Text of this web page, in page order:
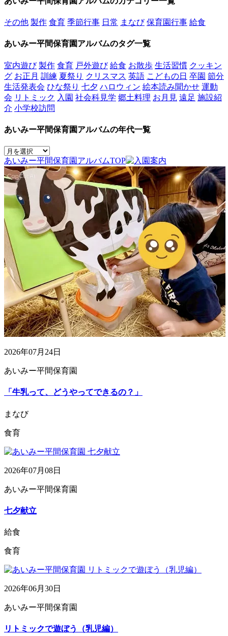
その他 製作 食育 季節行事 日常 まなび 保育園行事 給食
あいみー平間保育園アルバムのタグ一覧
室内遊び 製作 食育 戸外遊び 給食 お散歩 生活習慣 クッキン
グ お正月 訓練 夏祭り クリスマス 英語 こどもの日 卒園 節分
生活発表会 ひな祭り 七夕 ハロウィン 絵本読み聞かせ 運動
会 リトミック 入園 社会科見学 郷土料理 お月見 遠足 施設紹
介 小学校訪問
あいみー平間保育園アルバムの年代一覧
あいみー平間保育園アルバムTOP
2026年07月24日
あいみー平間保育園
「牛乳って、どうやってできるの？」
まなび
食育
2026年07月08日
あいみー平間保育園
七夕献立
給食
食育
2026年06月30日
あいみー平間保育園
リトミックで遊ぼう（乳児編）